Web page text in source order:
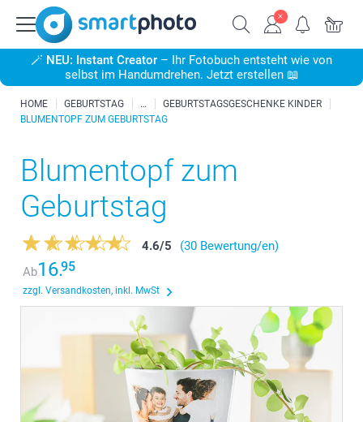
🪄 NEU: Instant Creator – Ihr Fotobuch entsteht wie von
selbst im Handumdrehen. Jetzt erstellen 📖
HOME GEBURTSTAG
GEBURTSTAGSGESCHENKE KINDER
BLUMENTOPF ZUM GEBURTSTAG
Blumentopf zum
Geburtstag
4.6/5
(30 Bewertung/en)
Ab16.95
zzgl. Versandkosten, inkl. MwSt